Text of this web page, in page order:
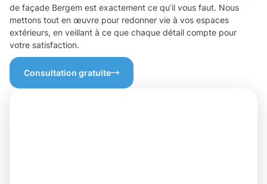
de façade Bergem est exactement ce qu’il vous faut. Nous
mettons tout en œuvre pour redonner vie à vos espaces
extérieurs, en veillant à ce que chaque détail compte pour
votre satisfaction.
Consultation gratuite